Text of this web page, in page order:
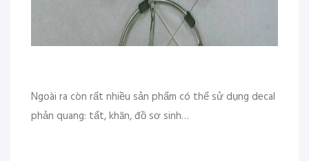
Ngoài ra còn rất nhiều sản phẩm có thể sử dụng decal
phản quang: tất, khăn, đồ sơ sinh…